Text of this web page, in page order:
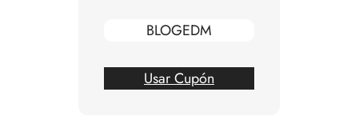
BLOGEDM
Usar Cupón